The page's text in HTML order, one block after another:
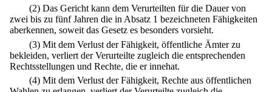
(2) Das Gericht kann dem Verurteilten für die Dauer von
zwei bis zu fünf Jahren die in Absatz 1 bezeichneten Fähigkeiten
aberkennen, soweit das Gesetz es besonders vorsieht.
(3) Mit dem Verlust der Fähigkeit, öffentliche Ämter zu
bekleiden, verliert der Verurteilte zugleich die entsprechenden
Rechtsstellungen und Rechte, die er innehat.
(4) Mit dem Verlust der Fähigkeit, Rechte aus öffentlichen